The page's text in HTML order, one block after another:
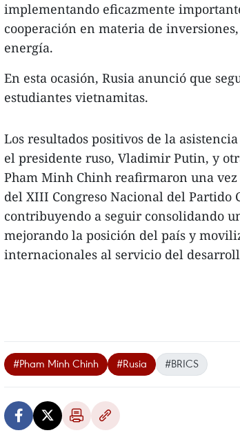
implementando eficazmente
cooperación en materia de
energía.
En esta ocasión, Rusia anunció que
estudiantes vietnamitas.
Los resultados positivos de la
el presidente ruso, Vladimir Putin, y
Pham Minh Chinh reafirmaron una
del XIII Congreso Nacional del Partido
contribuyendo a seguir consolidando
mejorando la posición del país y
internacionales al servicio del
#Pham Minh Chinh #Rusia #BRICS